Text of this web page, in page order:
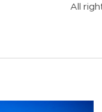
All